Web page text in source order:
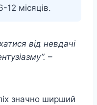
12 місяців.
від невдачі
–
значно ширший